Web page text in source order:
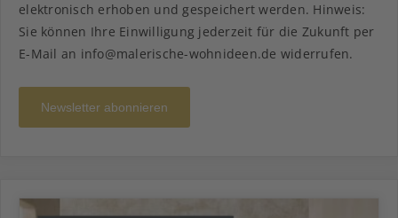
elektronisch erhoben und gespeichert werden. Hinweis:
Sie können Ihre Einwilligung jederzeit für die Zukunft per
E-Mail an info@malerische-wohnideen.de widerrufen.